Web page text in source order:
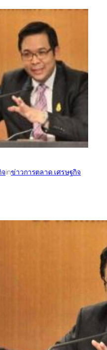
inข่าวการตลาด เศรษฐกิจ